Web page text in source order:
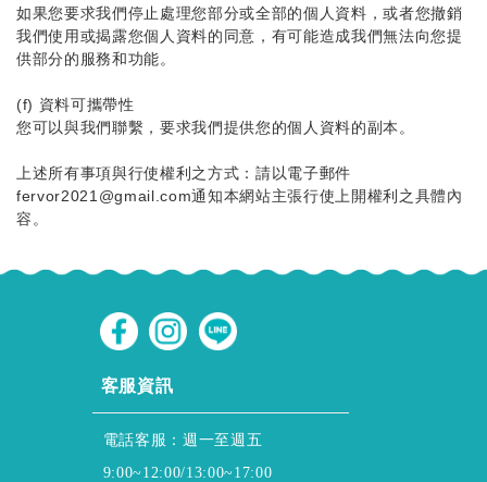
如果您要求我們停止處理您部分或全部的個人資料，或者您撤銷
我們使用或揭露您個人資料的同意，有可能造成我們無法向您提
供部分的服務和功能。
(f) 資料可攜帶性
您可以與我們聯繫，要求我們提供您的個人資料的副本。
上述所有事項與行使權利之方式：請以電子郵件
fervor2021@gmail.com通知本網站主張行使上開權利之具體內
容。
客服資訊
電話客服：週一至週五
9:00~12:00/13:00~17:00